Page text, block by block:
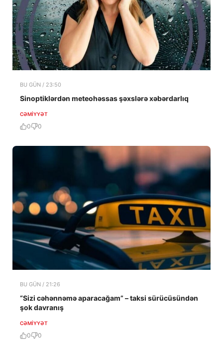
BU GÜN / 23:50
Sinoptiklərdən meteohəssas şəxslərə xəbərdarlıq
CƏMIYYƏT
0 0
BU GÜN / 21:26
“Sizi cəhənnəmə aparacağam” – taksi sürücüsündən
şok davranış
CƏMIYYƏT
0 0